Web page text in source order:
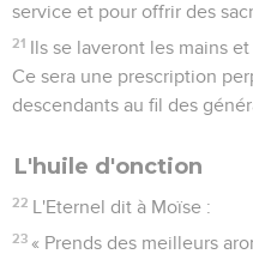
service et pour offrir des
21 Ils se laveront les mains
Ce sera une prescription
descendants au fil des
L'huile d'onction
22 L'Eternel dit à Moïse :
23 « Prends des meilleurs